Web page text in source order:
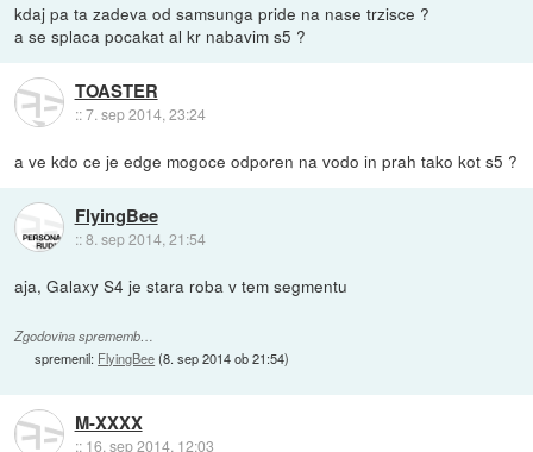
kdaj pa ta zadeva od samsunga pride na nase trzisce ?
a se splaca pocakat al kr nabavim s5 ?
TOASTER
::7. sep 2014, 23:24
a ve kdo ce je edge mogoce odporen na vodo in prah tako kot s5 ?
FlyingBee
::8. sep 2014, 21:54
aja, Galaxy S4 je stara roba v tem segmentu
Zgodovina sprememb…
spremenil: FlyingBee(8. sep 2014 ob 21:54)
M-XXXX
:: 16. sep 2014, 12:03